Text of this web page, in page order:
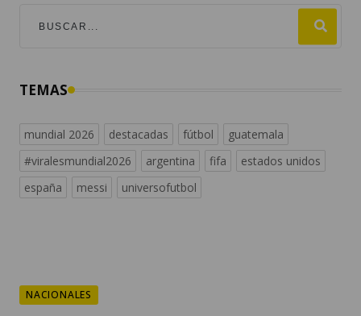
TEMAS
mundial 2026 destacadas fútbol
guatemala
#viralesmundial2026
argentina fifa
estados unidos
españa
messi universofutbol
NACIONALES